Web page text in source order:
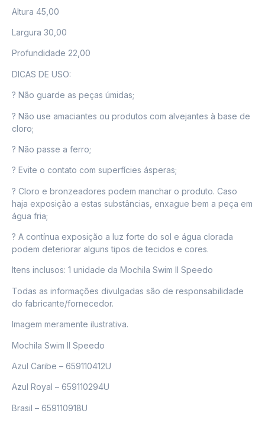
Altura 45,00
Largura 30,00
Profundidade 22,00
DICAS DE USO:
? Não guarde as peças úmidas;
? Não use amaciantes ou produtos com alvejantes à base de
cloro;
? Não passe a ferro;
? Evite o contato com superfícies ásperas;
? Cloro e bronzeadores podem manchar o produto. Caso
haja exposição a estas substâncias, enxague bem a peça em
água fria;
? A contínua exposição a luz forte do sol e água clorada
podem deteriorar alguns tipos de tecidos e cores.
Itens inclusos: 1 unidade da Mochila Swim II Speedo
Todas as informações divulgadas são de responsabilidade
do fabricante/fornecedor.
Imagem meramente ilustrativa.
Mochila Swim II Speedo
Azul Caribe – 659110412U
Azul Royal – 659110294U
Brasil – 659110918U